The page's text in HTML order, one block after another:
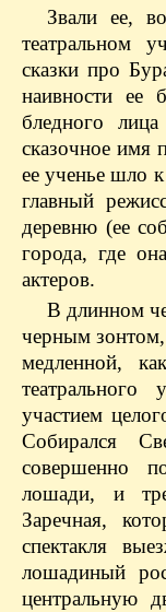
Звали ее,
театральном
сказки про
наивности ее
бледного
сказочное имя
ее ученье шло
главный
деревню (ее
города, где
актеров.
В длинном
черным зонтом,
медленной,
участием
Собирался
совершенно
лошади, и
Заречная,
спектакля
лошадиный
центральную